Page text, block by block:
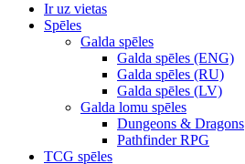
Ir uz vietas
Spēles
Galda spēles
Galda spēles (ENG)
Galda spēles (RU)
Galda spēles (LV)
Galda lomu spēles
Dungeons & Dragons
Pathfinder RPG
TCG spēles